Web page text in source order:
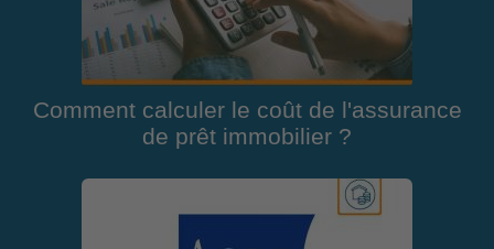
Comment calculer le coût de l'assurance
de prêt immobilier ?